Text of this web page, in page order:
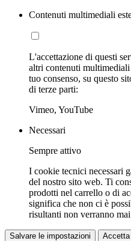
Contenuti multimediali
L'accettazione di questi
altri contenuti
tuo consenso, su questo
di terze parti:
Vimeo, YouTube
Necessari
Sempre attivo
I cookie tecnici necessari
del nostro sito web. Ti
prodotti nel carrello o di
significa che non ci è
risultanti non verranno
Salvare le impostazioni Accetta